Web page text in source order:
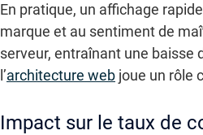
En pratique, un affichage
marque et au sentiment de
serveur, entraînant une baisse
l’architecture web joue un rôle
Impact sur le taux de